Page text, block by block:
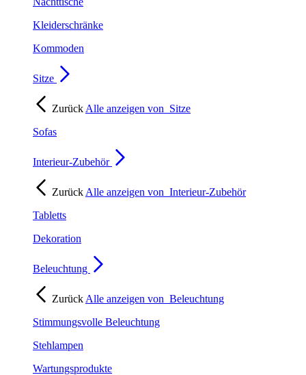
Kleiderschränke
Kommoden
Sitze
Zurück Alle anzeigen von Sitze
Sofas
Interieur-Zubehör
Zurück Alle anzeigen von Interieur-Zubehör
Tabletts
Dekoration
Beleuchtung
Zurück Alle anzeigen von Beleuchtung
Stimmungsvolle Beleuchtung
Stehlampen
Wartungsprodukte